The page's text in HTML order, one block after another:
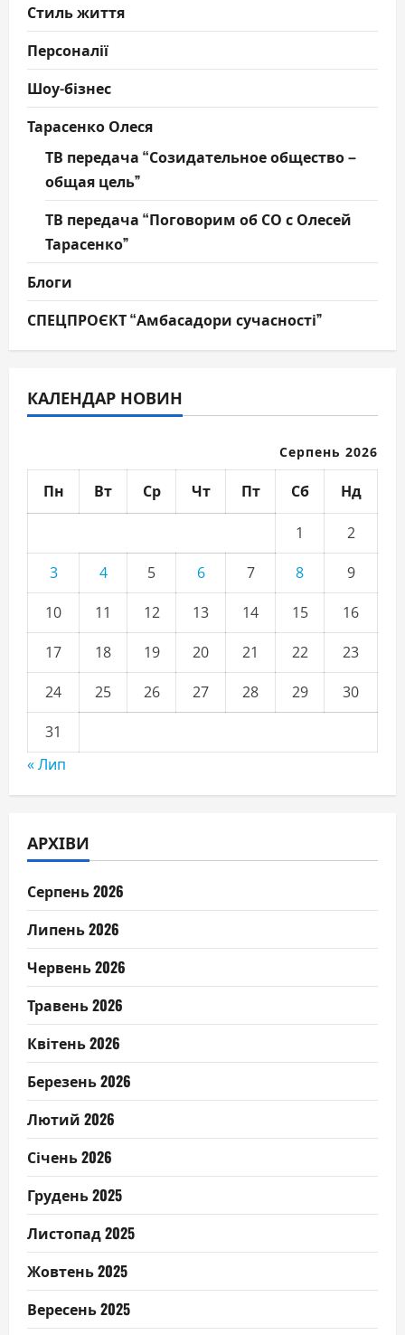
Стиль життя
Персоналії
Шоу-бізнес
Тарасенко Олеся
ТВ передача “Созидательное общество –
общая цель”
ТВ передача “Поговорим об СО с Олесей
Тарасенко”
Блоги
СПЕЦПРОЄКТ “Амбасадори сучасності”
КАЛЕНДАР НОВИН
Серпень 2026
Пн Вт Ср Чт Пт Сб Нд
1
2
3
4 5 6 7 8
9
10
11 12 13 14 15
16
17
18 19 20 21 22
23
24
25 26 27 28 29
30
31
« Лип
АРХІВИ
Серпень 2026
Липень 2026
Червень 2026
Травень 2026
Квітень 2026
Березень 2026
Лютий 2026
Січень 2026
Грудень 2025
Листопад 2025
Жовтень 2025
Вересень 2025